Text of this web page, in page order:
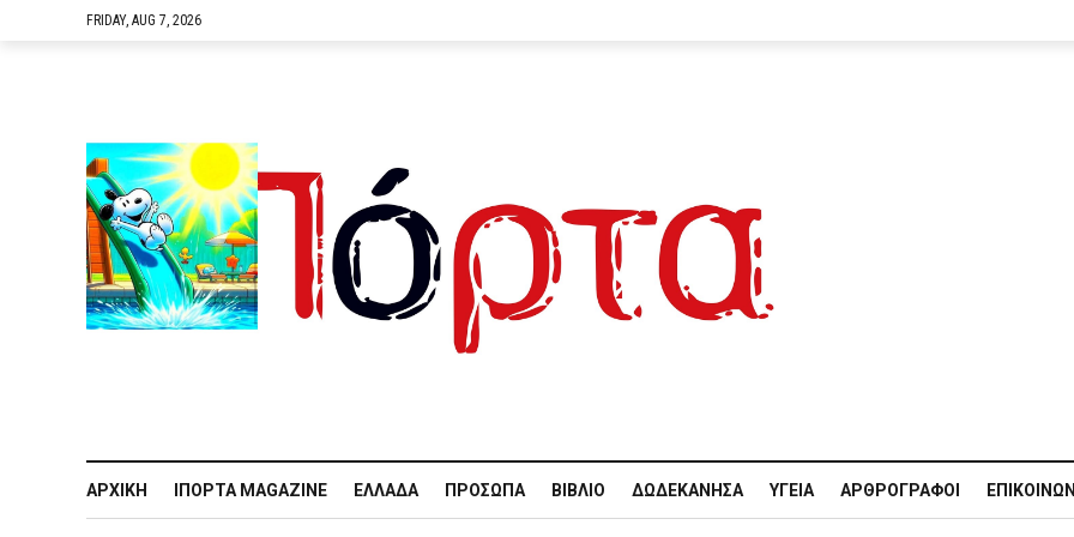
FRIDAY, AUG 7, 2026
ΑΡΧΙΚΉ IΠΌΡΤΑ MAGAZINE ΕΛΛΆΔΑ ΠΡΌΣΩΠΑ ΒΙΒΛΊΟ ΔΩΔΕΚΆΝΗΣΑ ΥΓΕΊΑ ΑΡΘΡΟΓΡΆΦΟΙ